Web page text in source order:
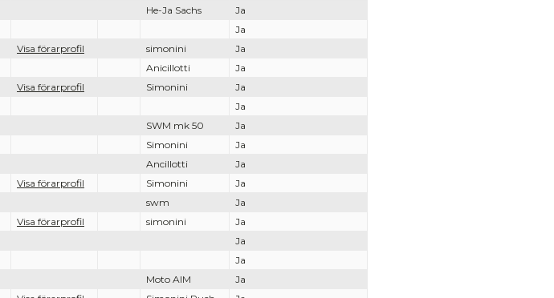
He-Ja Sachs
Ja
Ja
Visa förarprofil simonini
Ja
Anicillotti
Ja
Visa förarprofil Simonini
Ja
Ja
SWM mk 50
Ja
Simonini
Ja
Ancillotti
Ja
Visa förarprofil Simonini
Ja
swm
Ja
Visa förarprofil simonini
Ja
Ja
Ja
Moto AIM
Ja